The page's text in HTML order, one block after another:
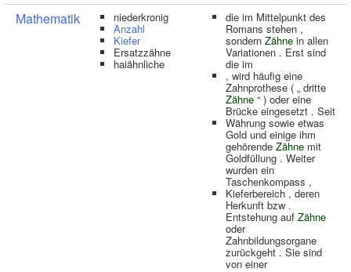
Mathematik niederkronig
Anzahl
Kiefer
Ersatzzähne
haiähnliche
die im Mittelpunkt des
Romans stehen ,
sondern Zähne in allen
Variationen . Erst sind
die im
, wird häufig eine
Zahnprothese ( „ dritte
Zähne “ ) oder eine
Brücke eingesetzt . Seit
Währung sowie etwas
Gold und einige ihm
gehörende Zähne mit
Goldfüllung . Weiter
wurden ein
Taschenkompass ,
Kieferbereich , deren
Herkunft bzw .
Entstehung auf Zähne
oder
Zahnbildungsorgane
zurückgeht . Sie sind
von einer